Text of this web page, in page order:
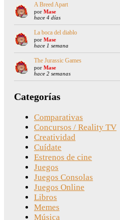
A Breed Apart
por Mase
hace 4 días
La boca del diablo
por Mase
hace 1 semana
The Jurassic Games
por Mase
hace 2 semanas
Categorías
Comparativas
Concursos / Reality TV
Creatividad
Cuídate
Estrenos de cine
Juegos
Juegos Consolas
Juegos Online
Libros
Memes
Música